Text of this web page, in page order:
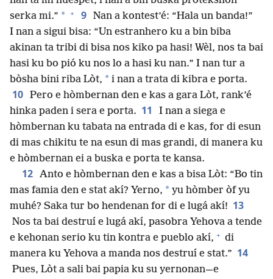
serka mi.” * + 9 Nan a kontest’é: “Hala un banda!”
I nan a sigui bisa: “Un estranhero ku a bin biba
akinan ta tribi di bisa nos kiko pa hasi! Wèl, nos ta bai
hasi ku bo pió ku nos lo a hasi ku nan.” I nan tur a
bòsha bini riba Lòt, * i nan a trata di kibra e porta.
10 Pero e hòmbernan den e kas a gara Lòt, rank’é
hinka paden i sera e porta. 11
I nan a siega e
hòmbernan ku tabata na entrada di e kas, for di esun
di mas chikitu te na esun di mas grandi, di manera ku
e hòmbernan ei a buska e porta te kansa.
12 Anto e hòmbernan den e kas a bisa Lòt: “Bo tin
mas famia den e stat akí? Yerno, * yu hòmber òf yu
muhé? Saka tur bo hendenan for di e lugá akí! 13
Nos ta bai destruí e lugá akí, pasobra Yehova a tende
e kehonan serio ku tin kontra e pueblo akí, + di
manera ku Yehova a manda nos destruí e stat.” 14
Pues, Lòt a sali bai papia ku su yernonan—e